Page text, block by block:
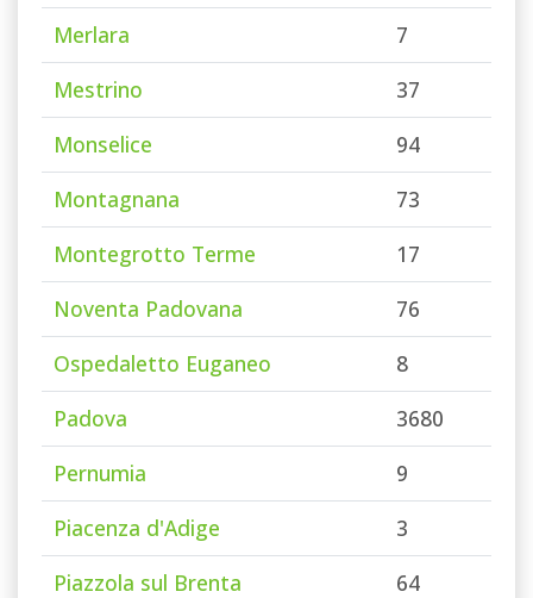
Merlara
7
Mestrino
37
Monselice
94
Montagnana
73
Montegrotto Terme
17
Noventa Padovana
76
Ospedaletto Euganeo
8
Padova
3680
Pernumia
9
Piacenza d'Adige
3
Piazzola sul Brenta
64